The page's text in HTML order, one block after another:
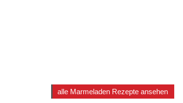
alle Marmeladen Rezepte ansehen